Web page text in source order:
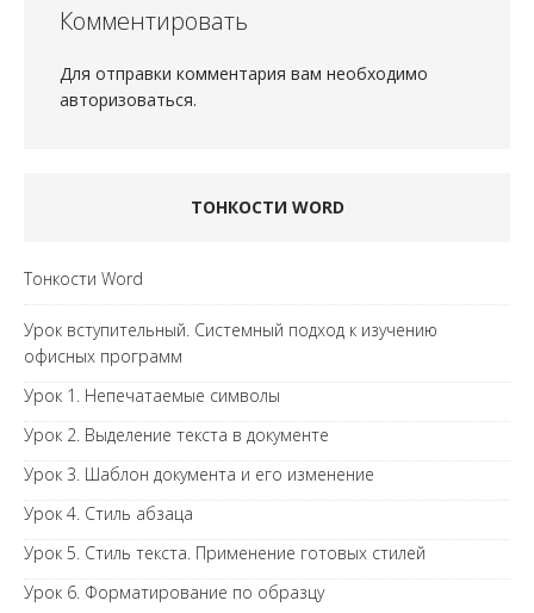
Комментировать
Для отправки комментария вам необходимо
авторизоваться.
ТОНКОСТИ WORD
Тонкости Word
Урок вступительный. Системный подход к изучению
офисных программ
Урок 1. Непечатаемые символы
Урок 2. Выделение текста в документе
Урок 3. Шаблон документа и его изменение
Урок 4. Стиль абзаца
Урок 5. Стиль текста. Применение готовых стилей
Урок 6. Форматирование по образцу